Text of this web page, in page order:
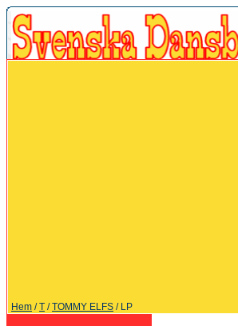
Hem /T /TOMMY ELFS / LP